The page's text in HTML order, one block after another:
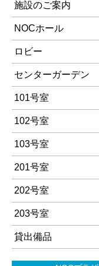
施設のご案内
NOCホール
ロビー
センターガーデン
101号室
102号室
103号室
201号室
202号室
203号室
貸出備品